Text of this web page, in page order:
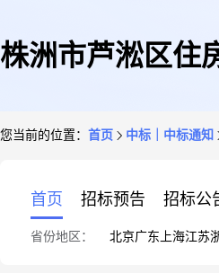
株洲市芦淞区住
您当前的位置： 首页 中标｜中标通知
首页 招标预告 招标公
省份地区： 北京广东 上海江苏